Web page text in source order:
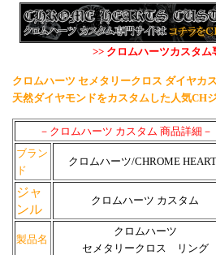
>> クロムハーツカスタム
クロムハーツ セメタリークロス ダイヤカ
天然ダイヤモンドをカスタムした人気CH
－クロムハーツ カスタム 商品詳細－
ブラン
ド
クロムハーツ/CHROME
ジャ
ンル
クロムハーツ カスタム
製品名
クロムハーツ
セメタリークロス リング